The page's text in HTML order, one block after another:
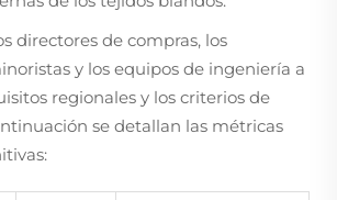
directores de compras, los
y los equipos de ingeniería a
regionales y los criterios de
se detallan las métricas